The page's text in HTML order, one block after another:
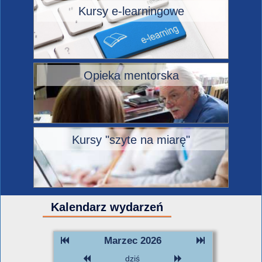
Kursy e-learningowe
Opieka mentorska
Kursy "szyte na miarę"
Kalendarz wydarzeń
Marzec 2026
dziś